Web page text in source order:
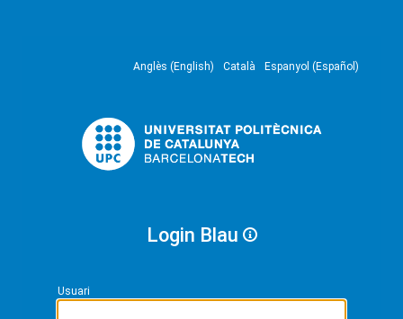
Anglès (English) Català Espanyol (Español)
Login Blau
Usuari